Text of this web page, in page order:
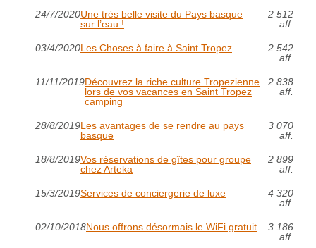
24/7/2020Une très belle visite du Pays basque
sur l’eau !
2 512
aff.
03/4/2020Les Choses à faire à Saint Tropez
2 542
aff.
11/11/2019Découvrez la riche culture Tropezienne
lors de vos vacances en Saint Tropez
camping
2 838
aff.
28/8/2019Les avantages de se rendre au pays
basque
3 070
aff.
18/8/2019Vos réservations de gîtes pour groupe
chez Arteka
2 899
aff.
15/3/2019Services de conciergerie de luxe
4 320
aff.
02/10/2018Nous offrons désormais le WiFi gratuit
3 186
aff.